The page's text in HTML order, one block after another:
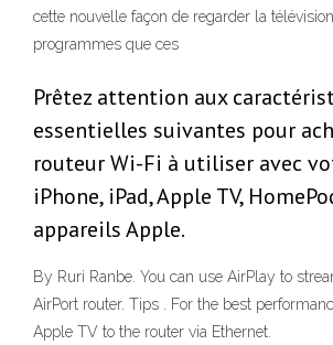
cette nouvelle façon de regarder la
programmes que ces
Prêtez attention aux
essentielles suivantes pour
routeur Wi-Fi à utiliser avec
iPhone, iPad, Apple TV,
appareils Apple.
By Ruri Ranbe. You can use AirPlay to
AirPort router. Tips . For the best
Apple TV to the router via Ethernet.